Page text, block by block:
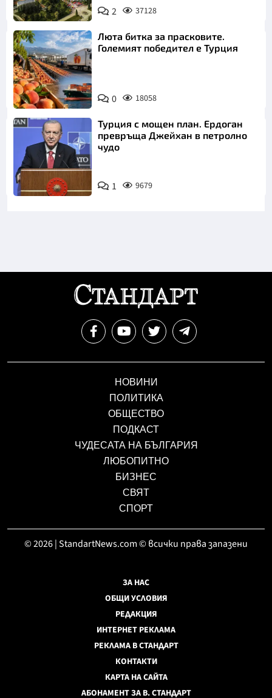
2 37128
Люта битка за прасковите.
Големият победител е Турция
0 18058
Турция с мощен план. Ердоган
превръща Джейхан в петролно
чудо
1 9679
НОВИНИ
ПОЛИТИКА
ОБЩЕСТВО
ПОДКАСТ
ЧУДЕСАТА НА БЪЛГАРИЯ
ЛЮБОПИТНО
БИЗНЕС
СВЯТ
СПОРТ
© 2026 | StandartNews.com © всички права запазени
ЗА НАС
ОБЩИ УСЛОВИЯ
РЕДАКЦИЯ
ИНТЕРНЕТ РЕКЛАМА
РЕКЛАМА В СТАНДАРТ
КОНТАКТИ
КАРТА НА САЙТА
АБОНАМЕНТ ЗА В. СТАНДАРТ